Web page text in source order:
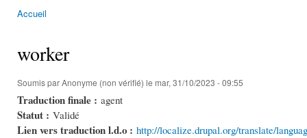
Accueil
worker
Soumis parAnonyme (non vérifié) le mar, 31/10/2023 - 09:55
Traduction finale : agent
Statut : Validé
Lien vers traduction l.d.o : http://localize.drupal.org/translate/